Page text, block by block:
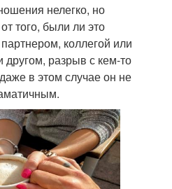
нелегко, но
того, были ли это
коллегой или
разрыв с кем-то
в этом случае он не